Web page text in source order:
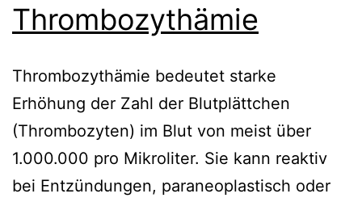
Thrombozythämie
Thrombozythämie bedeutet starke
Erhöhung der Zahl der Blutplättchen
(Thrombozyten) im Blut von meist über
1.000.000 pro Mikroliter. Sie kann reaktiv
bei Entzündungen, paraneoplastisch oder